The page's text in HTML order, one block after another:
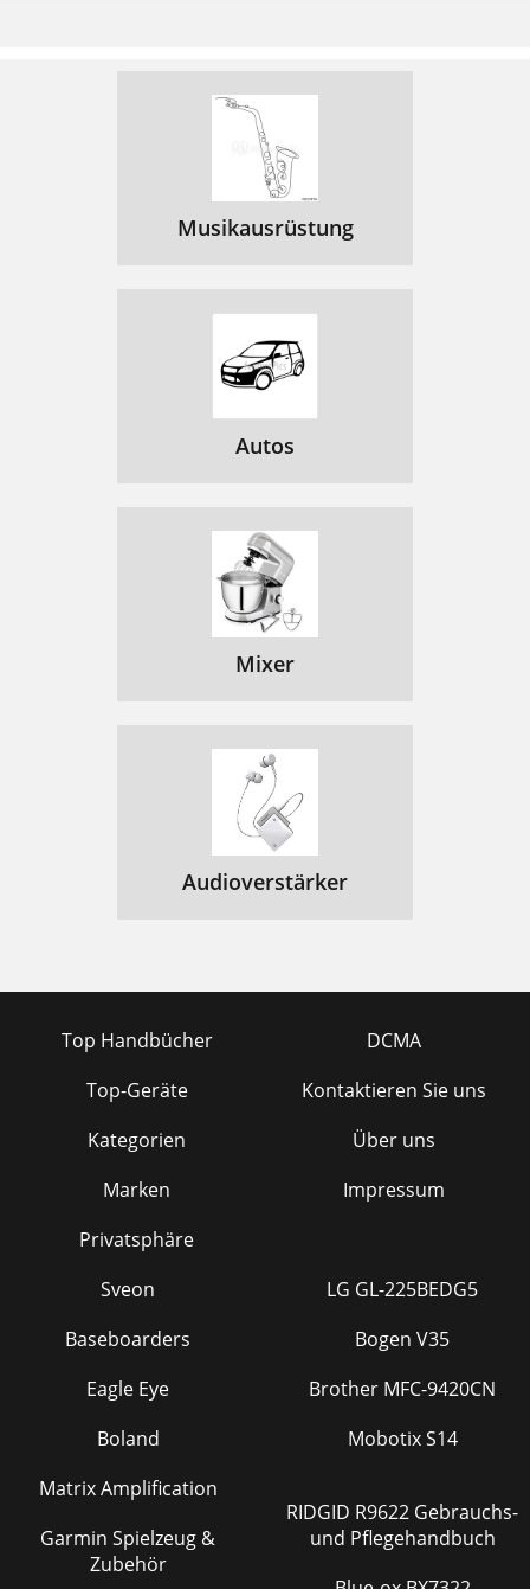
Musikausrüstung
Autos
Mixer
Audioverstärker
Top Handbücher
Top-Geräte
Kategorien
Marken
Privatsphäre
DCMA
Kontaktieren Sie uns
Über uns
Impressum
Sveon
Baseboarders
Eagle Eye
Boland
Matrix Amplification
Garmin Spielzeug &
Zubehör
LG GL-225BEDG5
Bogen V35
Brother MFC-9420CN
Mobotix S14
RIDGID R9622 Gebrauchs-
und Pflegehandbuch